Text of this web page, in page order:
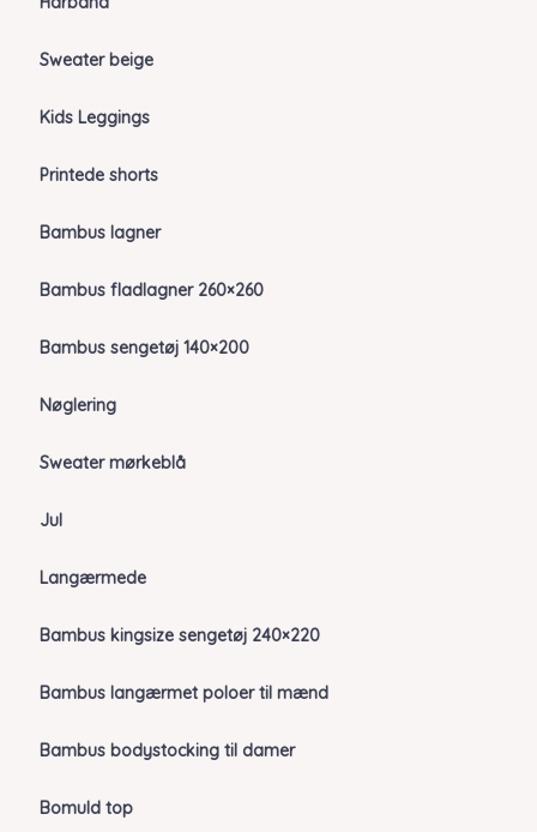
Sweater beige
Kids Leggings
Printede shorts
Bambus lagner
Bambus fladlagner 260×260
Bambus sengetøj 140×200
Nøglering
Sweater mørkeblå
Jul
Langærmede
Bambus kingsize sengetøj 240×220
Bambus langærmet poloer til mænd
Bambus bodystocking til damer
Bomuld top